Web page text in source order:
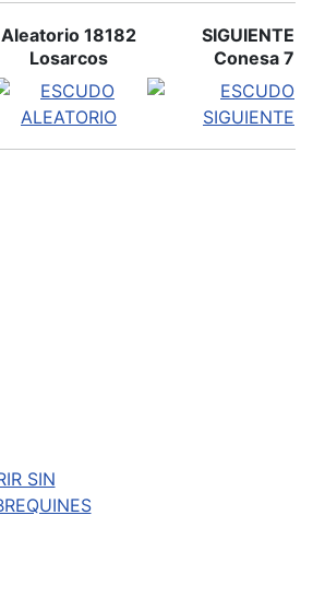
Aleatorio 18182
Losarcos
SIGUIENTE
Conesa 7